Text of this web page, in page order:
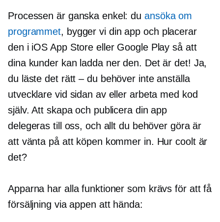
Processen är ganska enkel: du ansöka om
programmet, bygger vi din app och placerar
den i iOS App Store eller Google Play så att
dina kunder kan ladda ner den. Det är det! Ja,
du läste det rätt – du behöver inte anställa
utvecklare vid sidan av eller arbeta med kod
själv. Att skapa och publicera din app
delegeras till oss, och allt du behöver göra är
att vänta på att köpen kommer in. Hur coolt är
det?
Apparna har alla funktioner som krävs för att få
försäljning via appen att hända: